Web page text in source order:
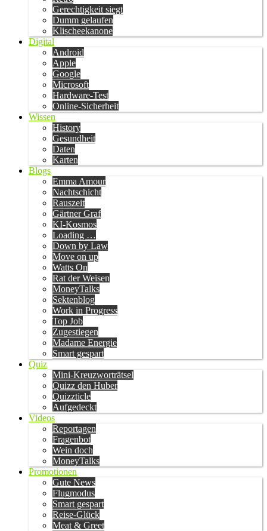
Gerechtigkeit siegt
Dumm gelaufen
Klischeekanone
Digital
Android
Apple
Google
Microsoft
Hardware-Test
Online-Sicherheit
Wissen
History
Gesundheit
Daten
Karten
Blogs
Emma Amour
Nachtschicht
Rauszeit
Gärtner Graf
KI-Kosmos
Loading …
Down by Law
Move on up
Watts On
Rat der Weisen
MoneyTalks
Sektenblog
Work in Progress
Top Job
Zugestiegen
Madame Energie
Smart gespart
Quiz
Mini-Kreuzworträtsel
Quizz den Huber
Quizzticle
Aufgedeckt
Videos
Reportagen
Fragenbot
Wein doch
MoneyTalks
Promotionen
Gute News
Flugmodus
Smart gespart
Reise-Glück
Meat & Greet